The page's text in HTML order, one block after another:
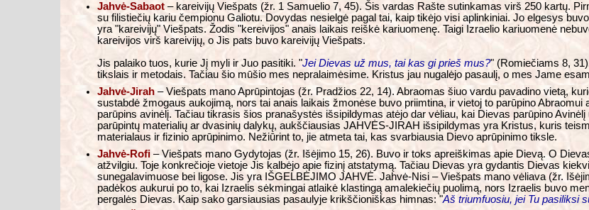
Jahvė-Sabaot– kareivijų Viešpats (žr. 1 Samuelio 7, 45). Šis vardas Rašte sutinkamas virš 250 kartų.
su filistiečių kariu čempionu Galiotu. Dovydas nesielgė pagal tai, kaip tikėjo visi aplinkiniai. Jo elgesys
yra "kareivijų" Viešpats. Žodis "kereivijos" anais laikais reiškė kariuomenę. Taigi Izraelio kariuomenė
kareivijos virš kareivijų, o Jis pats buvo kareivijų Viešpats.
Jis palaiko tuos, kurie Jį myli ir Juo pasitiki. "Jei Dievas už mus, tai kas gi prieš mus?" (Romiečiams 8,
tikslais ir metodais. Tačiau šio mūšio mes nepralaimėsime. Kristus jau nugalėjo pasaulį, o mes Jame
Jahvė-Jirah– Viešpats mano Aprūpintojas (žr. Pradžios 22, 14). Abraomas šiuo vardu pavadino vietą,
sustabdė žmogaus aukojimą, nors tai anais laikais žmonėse buvo priimtina, ir vietoj to parūpino Abraomui
parūpins avinėlį. Tačiau tikrasis šios pranašystės išsipildymas atėjo dar vėliau, kai Dievas parūpino
parūpintų materialių ar dvasinių dalykų, aukščiausias JAHVĖS-JIRAH išsipildymas yra Kristus, kuris
materialaus ir fizinio aprūpinimo. Nežiūrint to, jie atmeta tai, kas svarbiausia Dievo aprūpinimo tiksle.
Jahvė-Rofi– Viešpats mano Gydytojas (žr. Išėjimo 15, 26). Buvo ir toks apreiškimas apie Dievą. O
atžvilgiu. Toje konkrečioje vietoje Jis kalbėjo apie fizinį atstatymą. Tačiau Dievas yra gydantis Dievas
sunegalavimuose bei ligose. Jis yra IŠGELBĖJIMO JAHVĖ. Jahvė-Nisi – Viešpats mano vėliava (žr.
padėkos aukurui po to, kai Izraelis sėkmingai atlaikė klastingą amalekiečių puolimą, nors Izraelis buvo
pergalės Dievas. Kaip sako garsiausias pasaulyje krikščioniškas himnas: "Aš triumfuosiu, jei Tu pasiliksi